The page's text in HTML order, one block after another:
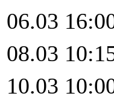
06.03
08.03
10.03